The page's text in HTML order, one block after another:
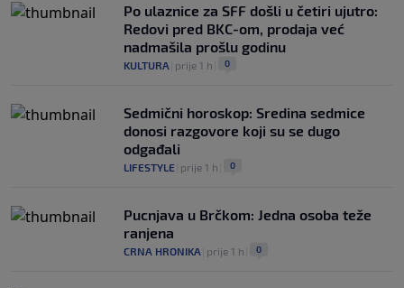
Po ulaznice za SFF došli u četiri ujutro:
Redovi pred BKC-om, prodaja već
nadmašila prošlu godinu
KULTURA prije 1 h 0
Sedmični horoskop: Sredina sedmice
donosi razgovore koji su se dugo
odgađali
LIFESTYLE prije 1 h 0
Pucnjava u Brčkom: Jedna osoba teže
ranjena
CRNA HRONIKA prije 1 h 0